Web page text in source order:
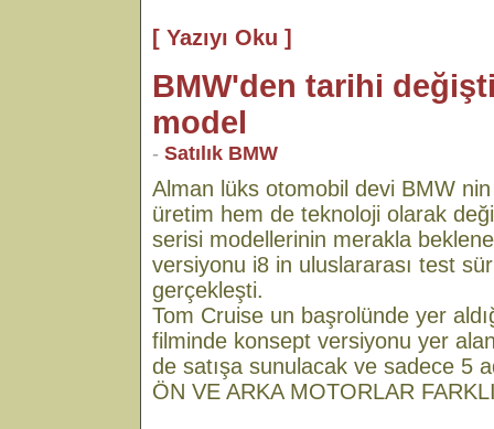
[ Yazıyı Oku ]
BMW'den tarihi
model
- Satılık BMW
Alman lüks otomobil devi BMW
üretim hem de teknoloji olarak
serisi modellerinin merakla
versiyonu i8 in uluslararası test
gerçekleşti.
Tom Cruise un başrolünde yer
filminde konsept versiyonu yer
de satışa sunulacak ve sadece 5
ÖN VE ARKA MOTORLAR